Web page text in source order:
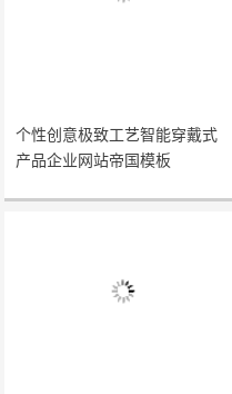
个性创意极致工艺智能穿戴式
产品企业网站帝国模板